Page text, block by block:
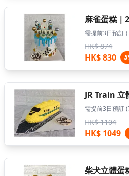
麻雀蛋糕｜
需提前3日預訂
HK$ 874
HK$ 830
JR Train 立
需提前3日預訂
HK$ 1104
HK$ 1049
柴犬立體蛋